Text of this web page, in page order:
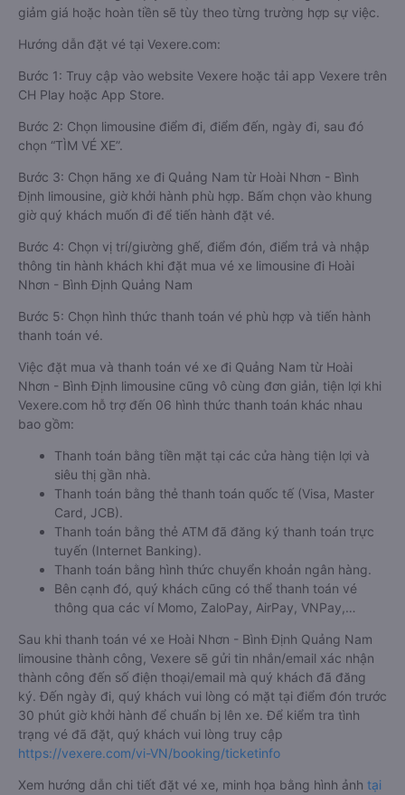
giảm giá hoặc hoàn tiền sẽ tùy theo từng trường hợp sự việc.
Hướng dẫn đặt vé tại Vexere.com:
Bước 1: Truy cập vào website Vexere hoặc tải app Vexere trên
CH Play hoặc App Store.
Bước 2: Chọn limousine điểm đi, điểm đến, ngày đi, sau đó
chọn “TÌM VÉ XE”.
Bước 3: Chọn hãng xe đi Quảng Nam từ Hoài Nhơn - Bình
Định limousine, giờ khởi hành phù hợp. Bấm chọn vào khung
giờ quý khách muốn đi để tiến hành đặt vé.
Bước 4: Chọn vị trí/giường ghế, điểm đón, điểm trả và nhập
thông tin hành khách khi đặt mua vé xe limousine đi Hoài
Nhơn - Bình Định Quảng Nam
Bước 5: Chọn hình thức thanh toán vé phù hợp và tiến hành
thanh toán vé.
Việc đặt mua và thanh toán vé xe đi Quảng Nam từ Hoài
Nhơn - Bình Định limousine cũng vô cùng đơn giản, tiện lợi khi
Vexere.com hỗ trợ đến 06 hình thức thanh toán khác nhau
bao gồm:
Thanh toán bằng tiền mặt tại các cửa hàng tiện lợi và
siêu thị gần nhà.
Thanh toán bằng thẻ thanh toán quốc tế (Visa, Master
Card, JCB).
Thanh toán bằng thẻ ATM đã đăng ký thanh toán trực
tuyến (Internet Banking).
Thanh toán bằng hình thức chuyển khoản ngân hàng.
Bên cạnh đó, quý khách cũng có thể thanh toán vé
thông qua các ví Momo, ZaloPay, AirPay, VNPay,…
Sau khi thanh toán vé xe Hoài Nhơn - Bình Định Quảng Nam
limousine thành công, Vexere sẽ gửi tin nhắn/email xác nhận
thành công đến số điện thoại/email mà quý khách đã đăng
ký. Đến ngày đi, quý khách vui lòng có mặt tại điểm đón trước
30 phút giờ khởi hành để chuẩn bị lên xe. Để kiểm tra tình
trạng vé đã đặt, quý khách vui lòng truy cập
https://vexere.com/vi-VN/booking/ticketinfo
Xem hướng dẫn chi tiết đặt vé xe, minh họa bằng hình ảnh tại